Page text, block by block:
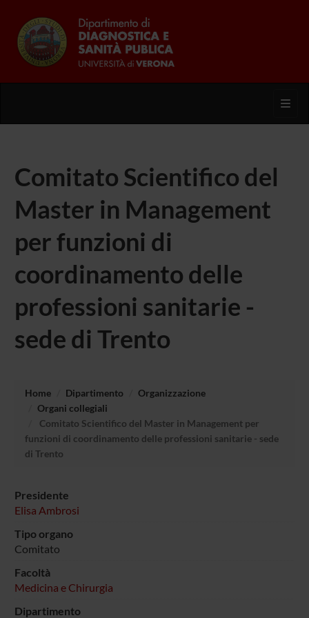
Comitato Scientifico del
Master in Management
per funzioni di
coordinamento delle
professioni sanitarie -
sede di Trento
Home Dipartimento
Organizzazione
Organi collegiali
Comitato Scientifico del Master in Management per
funzioni di coordinamento delle professioni sanitarie - sede
di Trento
Presidente
Elisa Ambrosi
Tipo organo
Comitato
Facoltà
Medicina e Chirurgia
Dipartimento